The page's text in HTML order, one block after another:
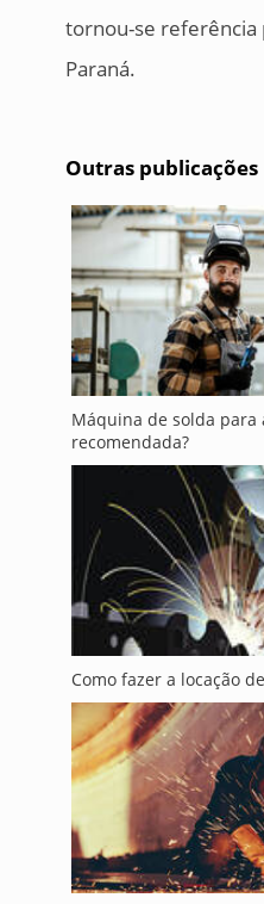
tornou-se referência
Paraná.
Outras publicações
Máquina de solda para
recomendada?
Como fazer a locação